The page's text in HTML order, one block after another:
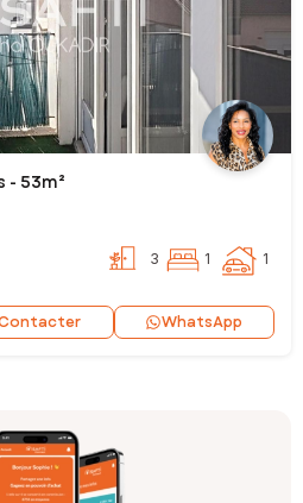
53m²
3 1 1
WhatsApp